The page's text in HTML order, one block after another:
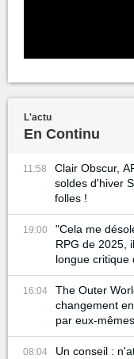
L'actu
En Continu
11:58
Clair Obscur,
soldes d'hiver
folles !
19:00
"Cela me
RPG de 2025,
longue critique
16:04
The Outer
changement
par eux-mêmes
08:04
Un conseil :